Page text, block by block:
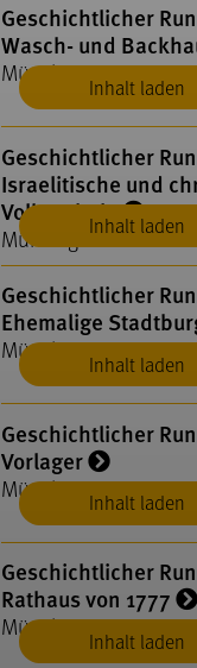
Inhalt laden
Geschichtlicher
Wasch- und
Münsingen
Inhalt laden
Geschichtlicher
Israelitische und
Volksschule
Münsingen
Inhalt laden
Geschichtlicher
Ehemalige
Münsingen
Inhalt laden
Geschichtlicher
Vorlager
Münsingen
Inhalt laden
Geschichtlicher
Rathaus von 1777
Münsingen